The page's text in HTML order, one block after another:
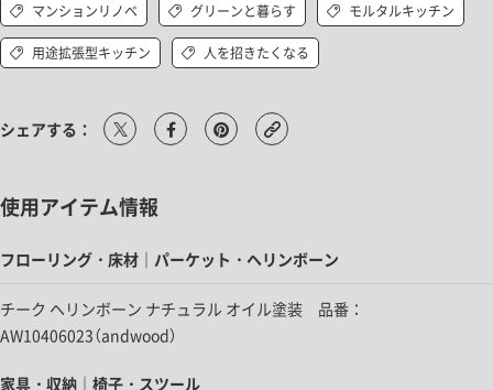
マンションリノベ グリーンと暮らす モルタルキッチン
用途拡張型キッチン 人を招きたくなる
シェアする：
使用アイテム情報
フローリング・床材｜パーケット・ヘリンボーン
チーク ヘリンボーン ナチュラル オイル塗装 品番：
AW10406023（andwood）
家具・収納｜椅子・スツール